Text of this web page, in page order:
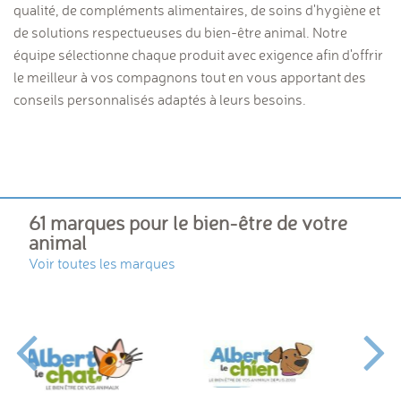
qualité, de compléments alimentaires, de soins d'hygiène et
de solutions respectueuses du bien-être animal. Notre
équipe sélectionne chaque produit avec exigence afin d'offrir
le meilleur à vos compagnons tout en vous apportant des
conseils personnalisés adaptés à leurs besoins.
61 marques pour le bien-être de votre
animal
Voir toutes les marques